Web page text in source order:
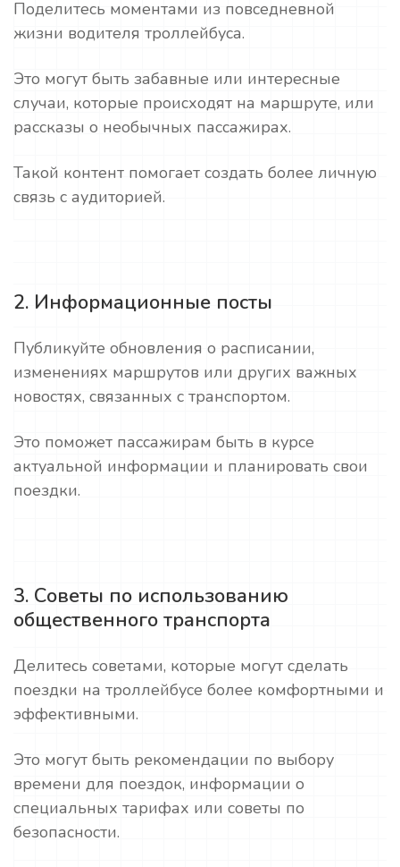
Поделитесь моментами из повседневной
жизни водителя троллейбуса.
Это могут быть забавные или интересные
случаи, которые происходят на маршруте, или
рассказы о необычных пассажирах.
Такой контент помогает создать более личную
связь с аудиторией.
2. Информационные посты
Публикуйте обновления о расписании,
изменениях маршрутов или других важных
новостях, связанных с транспортом.
Это поможет пассажирам быть в курсе
актуальной информации и планировать свои
поездки.
3. Советы по использованию
общественного транспорта
Делитесь советами, которые могут сделать
поездки на троллейбусе более комфортными и
эффективными.
Это могут быть рекомендации по выбору
времени для поездок, информации о
специальных тарифах или советы по
безопасности.